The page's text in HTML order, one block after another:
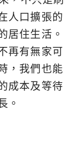
人口擴張的
居住生活。
再有無家可
，我們也能
成本及等待
。